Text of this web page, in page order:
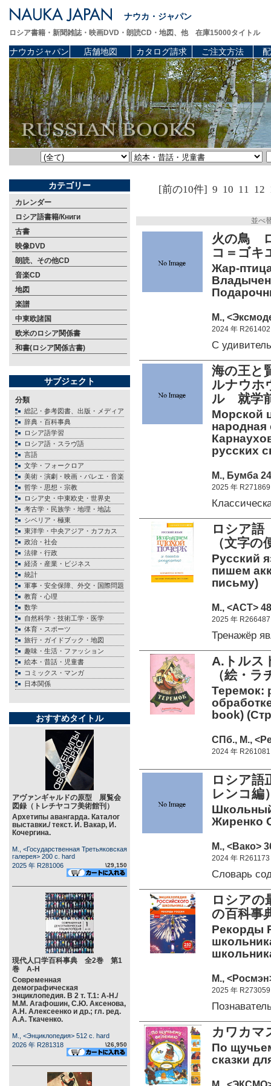
ナウカ・ジャパン
ロシア書籍・新聞雑誌・映画DVD・朗読CD・地図、他 在庫15000タイトル
ナウカジャパン 店舗地図 カタログ請求 ご注文方法
カテゴリー
カレンダー
ロシア語書籍/Книги
古書
映像DVD
朗読、その他CD
音楽CD
地図
楽譜
中東欧諸国
欧米のロシア関係書
和書(ロシア関係古書)
サブジェクト
分類
総記・参考図書、出版・メディア
辞典・百科事典
ロシア語学習
ロシア語・スラヴ語
言語
文学・フォークロア
美術・演劇・映画・バレエ・音楽
哲学・思想・宗教
ロシア史・中東欧史・世界史
考古学・民族学・地理・地誌
シベリア・極東
東洋学・中央アジア・カフカス
政治・社会
法律・行政
経済・産業・ビジネス
統計
軍事・安全保障、外交・国際問題
教育・心理
数学
自然科学・技術工学・医学
体育・スポーツ
旅行・ガイドブック・地図
趣味・生活・ファッション
絵本・昔話・児童書
コミックス・マンガ
日本関係
おすすめタイトル
アヴァンギャルドの原型 展覧会
図録（トレチヤコフ美術館刊）
Архетипы авангарда. Каталог
выставки./ текст. И. Вакар, И.
Кочергина.
М., <Государственная Третьяковская
галерея> 200 c. hard
2025 年 R281006
\29,150
現代人口学百科事典 全2巻 第1
巻 А-Н
Современная
демографическая
энциклопедия. В 2 т. Т.1: А-Н./
М.М. Агафошин, С.Ю. Аксенова,
А.Н. Алексеенко и др.; гл. ред.
А.А. Ткаченко.
М., <Энциклопедия> 512 c. hard
2026 年 R281318
\26,950
[前の10件] 9 10 11 12
並べ
火の鳥
コ＝ゴキ
Жар-
М.,
2024 年 R261402
С
海の王
ルナウホ
ル 就学
Морской
народная
русских
М., Бумба
2025 年 R271869
ロシア
（文字
Русский
пишем
письму)
М., <АСТ>
2025 年 R266487
Тренажёр
A.トルス
（絵・
Теремок:
book)
СПб., М.,
2024 年 R261081
ロシア語
レンコ編
Жиренко
М., <Вако>
2024 年 R261173
Словарь
ロシア
の百科
Рекорды
М.,
2025 年 R273059
カワカ
По
сказки